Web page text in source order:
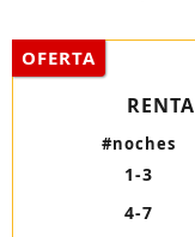
OFERTA
RENTA
#noches
1-3
4-7